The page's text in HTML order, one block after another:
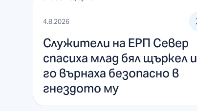
4.8.2026
Служители на ЕРП Север
спасиха млад бял щъркел и
го върнаха безопасно в
гнездото му